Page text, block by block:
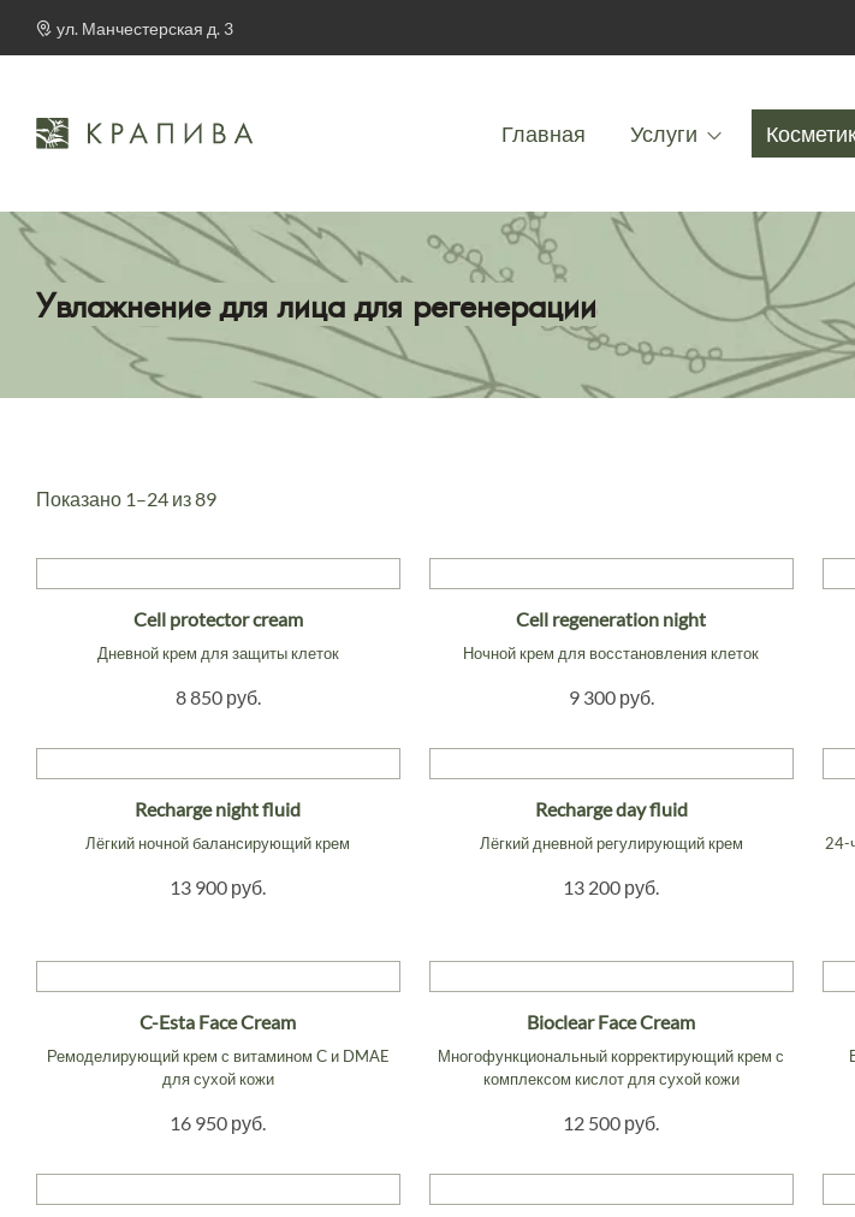
ул. Манчестерская д. 3
Главная Услуги
Увлажнение для лица для регенерации
Показано 1–24 из 89
Cell protector cream
Дневной крем для защиты клеток
8 850 руб.
Cell regeneration night
Ночной крем для восстановления клеток
9 300 руб.
Recharge night fluid
Лёгкий ночной балансирующий крем
13 900 руб.
Recharge day fluid
Лёгкий дневной регулирующий крем
13 200 руб.
24-
C-Esta Face Cream
Ремоделирующий крем с витамином С и DMAE
для сухой кожи
16 950 руб.
Bioclear Face Cream
Многофункциональный корректирующий крем с
комплексом кислот для сухой кожи
12 500 руб.